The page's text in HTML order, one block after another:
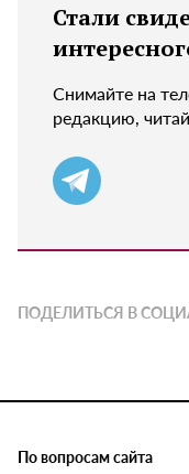
Стали
Снимайте на
редакцию,
ПОДЕЛИТЬСЯ В
По вопросам сайта